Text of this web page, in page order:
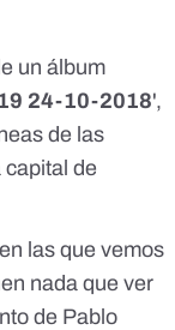
un álbum
24-10-2018',
de las
capital de
las que vemos
nada que ver
de Pablo